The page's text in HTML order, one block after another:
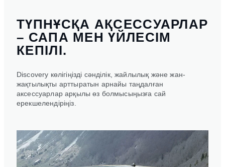
ТҮПНҰСҚА АҚСЕССУАРЛАР
– САПА МЕН ҮЙЛЕСІМ
КЕПІЛІ.
Discovery көлігіңізді сәнділік, жайлылық және жан-
жақтылықты арттыратын арнайы таңдалған
аксессуарлар арқылы өз болмысыңызға сай
ерекшелендіріңіз.